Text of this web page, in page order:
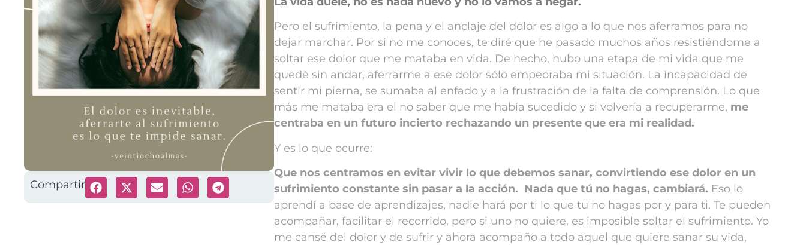
Compartir
Pero el sufrimiento, la pena y el anclaje del dolor es algo a lo que nos aferramos para no
dejar marchar. Por si no me conoces, te diré que he pasado muchos años resistiéndome a
soltar ese dolor que me mataba en vida. De hecho, hubo una etapa de mi vida que me
quedé sin andar, aferrarme a ese dolor sólo empeoraba mi situación. La incapacidad de
sentir mi pierna, se sumaba al enfado y a la frustración de la falta de comprensión. Lo que
más me mataba era el no saber que me había sucedido y si volvería a recuperarme, me
centraba en un futuro incierto rechazando un presente que era mi realidad.
Y es lo que ocurre:
Que nos centramos en evitar vivir lo que debemos sanar, convirtiendo ese dolor en un
sufrimiento constante sin pasar a la acción. Nada que tú no hagas, cambiará. Eso lo
aprendí a base de aprendizajes, nadie hará por ti lo que tu no hagas por y para ti. Te pueden
acompañar, facilitar el recorrido, pero si uno no quiere, es imposible soltar el sufrimiento. Yo
me cansé del dolor y de sufrir y ahora acompaño a todo aquel que quiere sanar su vida,